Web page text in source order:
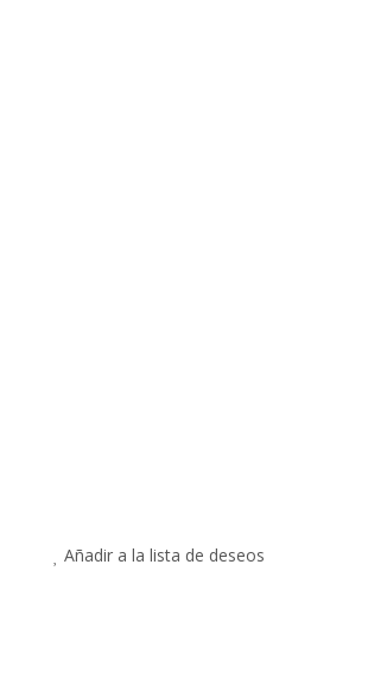
Añadir a la lista de deseos